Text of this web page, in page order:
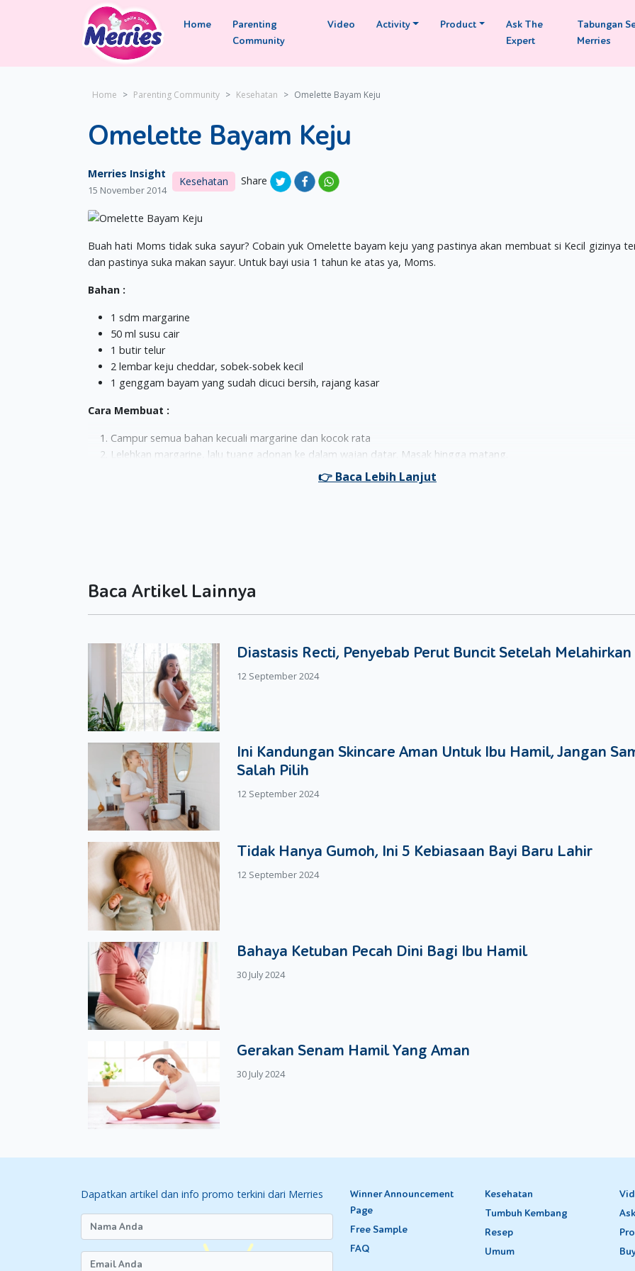
Home
Parenting
Community
Video Activity Product
Ask The
Expert
Tabungan
Merries
Home Parenting Community Kesehatan Omelette Bayam Keju
Omelette Bayam Keju
Merries Insight
15 November 2014
Kesehatan Share
Buah hati Moms tidak suka sayur? Cobain yuk Omelette bayam keju yang pastinya akan membuat si Kecil gizinya
dan pastinya suka makan sayur. Untuk bayi usia 1 tahun ke atas ya, Moms.
Bahan :
1 sdm margarine
50 ml susu cair
1 butir telur
2 lembar keju cheddar, sobek-sobek kecil
1 genggam bayam yang sudah dicuci bersih, rajang kasar
Cara Membuat :
Campur semua bahan kecuali margarine dan kocok rata
Lelehkan margarine, lalu tuang adonan ke dalam wajan datar. Masak hingga matang.
Baca Artikel Lainnya
Diastasis Recti, Penyebab Perut Buncit Setelah Melahirkan
12 September 2024
Ini Kandungan Skincare Aman Untuk Ibu Hamil, Jangan
Salah Pilih
12 September 2024
Tidak Hanya Gumoh, Ini 5 Kebiasaan Bayi Baru Lahir
12 September 2024
Bahaya Ketuban Pecah Dini Bagi Ibu Hamil
30 July 2024
Gerakan Senam Hamil Yang Aman
30 July 2024
Dapatkan artikel dan info promo terkini dari Merries
Winner Announcement
Page
Free Sample
FAQ
Kesehatan
Tumbuh Kembang
Resep
Umum